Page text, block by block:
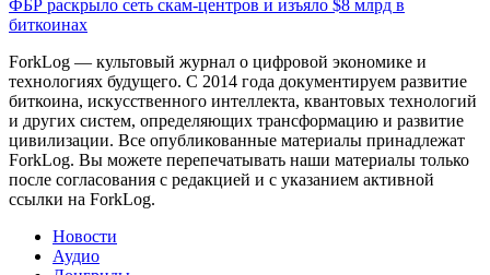
ФБР раскрыло сеть скам-центров и изъяло $8 млрд в
биткоинах
ForkLog — культовый журнал о цифровой экономике и
технологиях будущего. С 2014 года документируем развитие
биткоина, искусственного интеллекта, квантовых технологий
и других систем, определяющих трансформацию и развитие
цивилизации. Все опубликованные материалы принадлежат
ForkLog. Вы можете перепечатывать наши материалы только
после согласования с редакцией и с указанием активной
ссылки на ForkLog.
Новости
Аудио